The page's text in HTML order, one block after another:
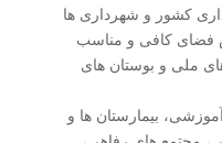
کشور و شهرداری ها
فضای کافی و مناسب
ملی و بوستان های
بیمارستان ها و